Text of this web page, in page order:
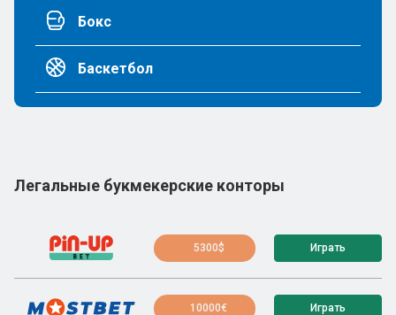
Бокс
Баскетбол
Легальные букмекерские конторы
5300$ Играть
10000€ Играть